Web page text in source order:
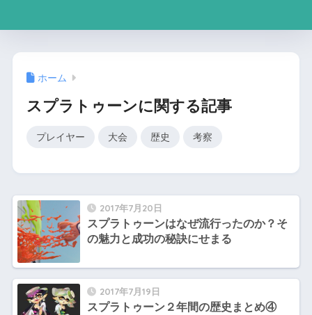
ホーム
スプラトゥーンに関する記事
プレイヤー 大会 歴史 考察
2017年7月20日
スプラトゥーンはなぜ流行ったのか？そ
の魅力と成功の秘訣にせまる
2017年7月19日
スプラトゥーン２年間の歴史まとめ④